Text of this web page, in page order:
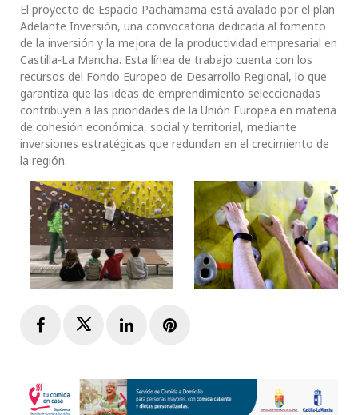
El proyecto de Espacio Pachamama está avalado por el plan
Adelante Inversión, una convocatoria dedicada al fomento
de la inversión y la mejora de la productividad empresarial en
Castilla-La Mancha. Esta línea de trabajo cuenta con los
recursos del Fondo Europeo de Desarrollo Regional, lo que
garantiza que las ideas de emprendimiento seleccionadas
contribuyen a las prioridades de la Unión Europea en materia
de cohesión económica, social y territorial, mediante
inversiones estratégicas que redundan en el crecimiento de
la región.
FacebookTwitterLinkedInPinterest